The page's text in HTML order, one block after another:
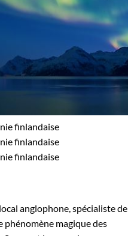
anglophone, spécialiste de
phénomène magique des